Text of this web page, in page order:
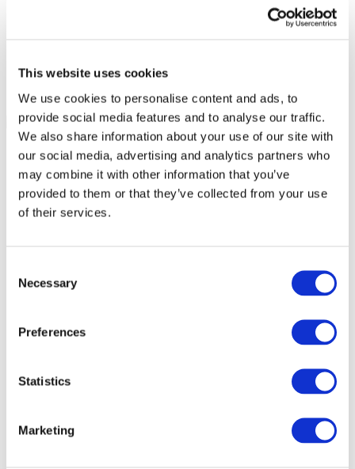
This website uses cookies
We use cookies to personalise content and ads, to
provide social media features and to analyse our traffic.
We also share information about your use of our site with
our social media, advertising and analytics partners who
may combine it with other information that you’ve
provided to them or that they’ve collected from your use
of their services.
Selection
Necessary
Preferences
Statistics
Marketing
Todos los